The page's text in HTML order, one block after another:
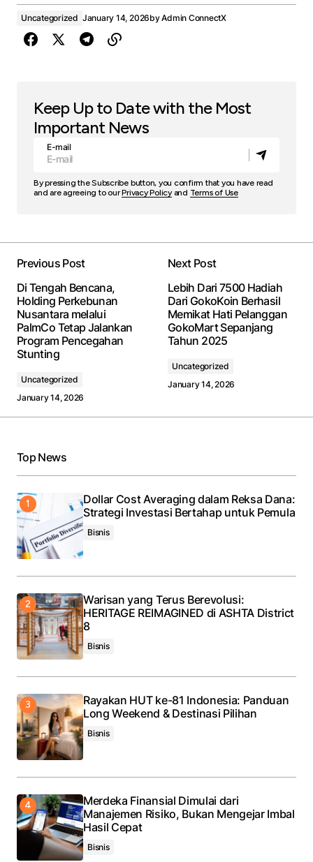
Uncategorized January 14, 2026byAdmin ConnectX
Keep Up to Date with the Most
Important News
E-mail
By pressing the Subscribe button, you confirm that you have read
and are agreeing to ourPrivacy Policyand Terms of Use
Previous Post
Di Tengah Bencana,
Holding Perkebunan
Nusantara melalui
PalmCo Tetap Jalankan
Program Pencegahan
Stunting
Uncategorized
January 14, 2026
Next Post
Lebih Dari 7500 Hadiah
Dari GokoKoin Berhasil
Memikat Hati Pelanggan
GokoMart Sepanjang
Tahun 2025
Uncategorized
January 14, 2026
Top News
Dollar Cost Averaging dalam Reksa Dana:
Strategi Investasi Bertahap untuk Pemula
Bisnis
Warisan yang Terus Berevolusi:
HERITAGE REIMAGINED di ASHTA District
8
Bisnis
Rayakan HUT ke-81 Indonesia: Panduan
Long Weekend & Destinasi Pilihan
Bisnis
Merdeka Finansial Dimulai dari
Manajemen Risiko, Bukan Mengejar Imbal
Hasil Cepat
Bisnis